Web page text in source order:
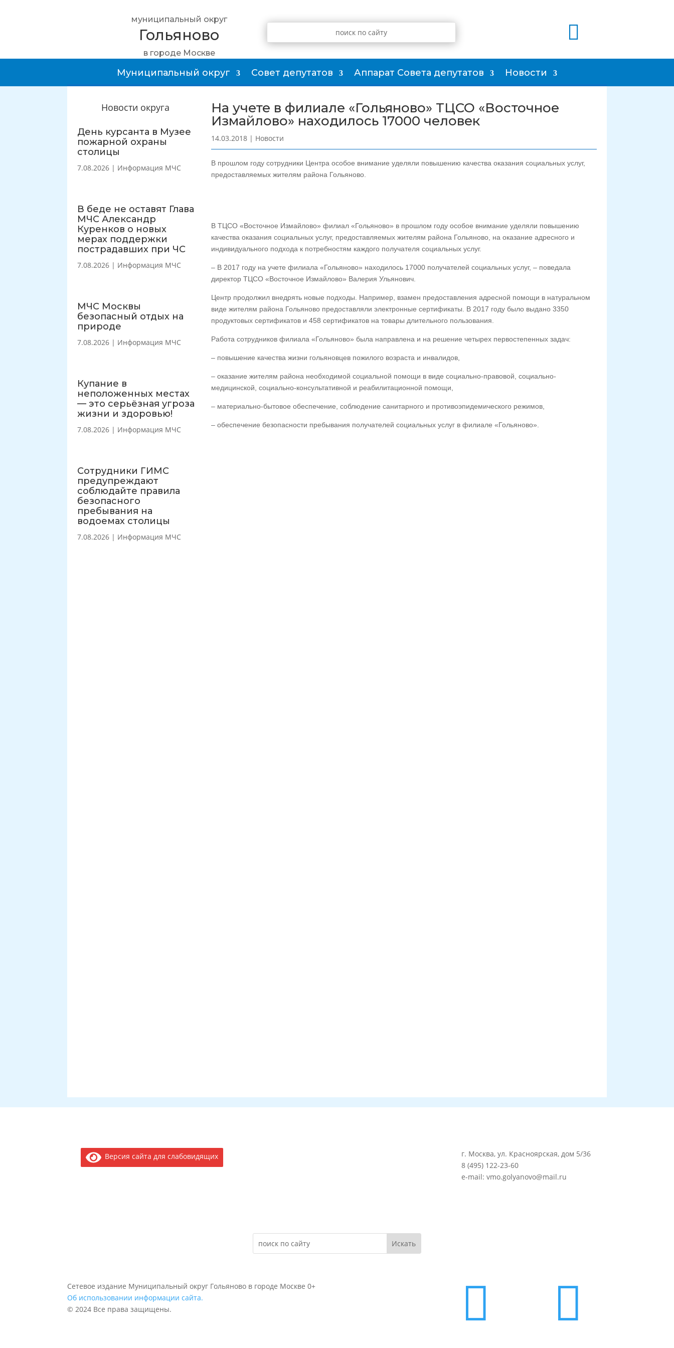
муниципальный округ
Гольяново
в городе Москве

Муниципальный округ Совет депутатов Аппарат Совета депутатов Новости
Новости округа
День курсанта в Музее
пожарной охраны
столицы
7.08.2026 | Информация МЧС
В беде не оставят Глава
МЧС Александр
Куренков о новых
мерах поддержки
пострадавших при ЧС
7.08.2026 | Информация МЧС
МЧС Москвы
безопасный отдых на
природе
7.08.2026 | Информация МЧС
Купание в
неположенных местах
— это серьёзная угроза
жизни и здоровью!
7.08.2026 | Информация МЧС
Сотрудники ГИМС
предупреждают
соблюдайте правила
безопасного
пребывания на
водоемах столицы
7.08.2026 | Информация МЧС
На учете в филиале «Гольяново» ТЦСО «Восточное
Измайлово» находилось 17000 человек
14.03.2018| Новости
В прошлом году сотрудники Центра особое внимание уделяли повышению качества оказания социальных услуг,
предоставляемых жителям района Гольяново.
В ТЦСО «Восточное Измайлово» филиал «Гольяново» в прошлом году особое внимание уделяли повышению
качества оказания социальных услуг, предоставляемых жителям района Гольяново, на оказание адресного и
индивидуального подхода к потребностям каждого получателя социальных услуг.
– В 2017 году на учете филиала «Гольяново» находилось 17000 получателей социальных услуг, – поведала
директор ТЦСО «Восточное Измайлово» Валерия Ульянович.
Центр продолжил внедрять новые подходы. Например, взамен предоставления адресной помощи в натуральном
виде жителям района Гольяново предоставляли электронные сертификаты. В 2017 году было выдано 3350
продуктовых сертификатов и 458 сертификатов на товары длительного пользования.
Работа сотрудников филиала «Гольяново» была направлена и на решение четырех первостепенных задач:
– повышение качества жизни гольяновцев пожилого возраста и инвалидов,
– оказание жителям района необходимой социальной помощи в виде социально-правовой, социально-
медицинской, социально-консультативной и реабилитационной помощи,
– материально-бытовое обеспечение, соблюдение санитарного и противоэпидемического режимов,
– обеспечение безопасности пребывания получателей социальных услуг в филиале «Гольяново».
Версия сайта для слабовидящих
г. Москва, ул. Красноярская, дом 5/36
8 (495) 122-23-60
e-mail: vmo.golyanovo@mail.ru
Сетевое издание Муниципальный округ Гольяново в городе Москве 0+
Об использовании информации сайта.
© 2024 Все права защищены.
 